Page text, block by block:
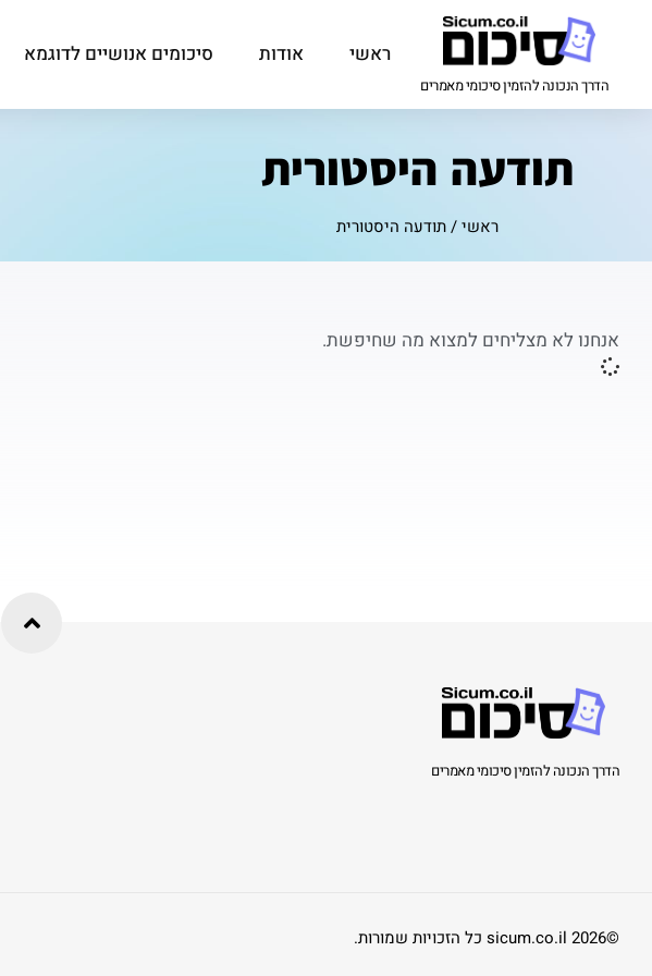
הדרך הנכונה להזמין סיכומי מאמרים
ראשי אודות סיכומים אנושיים לדוגמא
תודעה היסטורית
ראשי/תודעה היסטורית
אנחנו לא מצליחים למצוא מה שחיפשת.
הדרך הנכונה להזמין סיכומי מאמרים
©2026 sicum.co.il כל הזכויות שמורות.